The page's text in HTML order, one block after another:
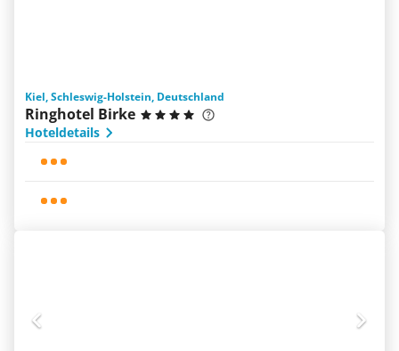
Kiel, Schleswig-Holstein, Deutschland
Ringhotel Birke
Hoteldetails